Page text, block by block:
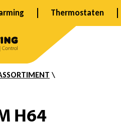
Thermostaten
\
H64